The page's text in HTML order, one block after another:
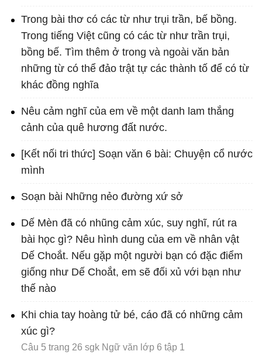
Trong bài thơ có các từ như trụi trần, bế bồng.
Trong tiếng Việt cũng có các từ như trần trụi,
bồng bế. Tìm thêm ở trong và ngoài văn bản
những từ có thể đảo trật tự các thành tố để có từ
khác đồng nghĩa
Nêu cảm nghĩ của em về một danh lam thắng
cảnh của quê hương đất nước.
[Kết nối tri thức] Soạn văn 6 bài: Chuyện cổ nước
mình
Soạn bài Những nẻo đường xứ sở
Dế Mèn đã có nhũng cảm xúc, suy nghĩ, rút ra
bài học gì? Nêu hình dung của em về nhân vật
Dế Choắt. Nếu gặp một người bạn có đặc điểm
giống như Dế Choắt, em sẽ đối xủ với bạn như
thế nào
Khi chia tay hoàng tử bé, cáo đã có những cảm
xúc gì?
Câu 5 trang 26 sgk Ngữ văn lớp 6 tập 1